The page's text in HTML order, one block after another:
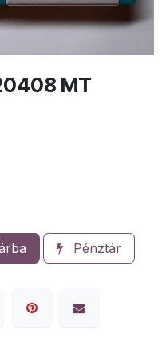
MT
Pénztár